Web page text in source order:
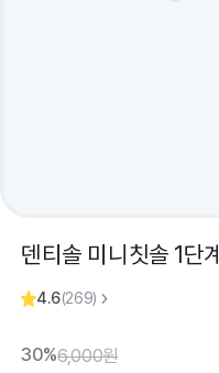
덴티솔 미니칫솔 1단계
4.6(269)
30%6,000원